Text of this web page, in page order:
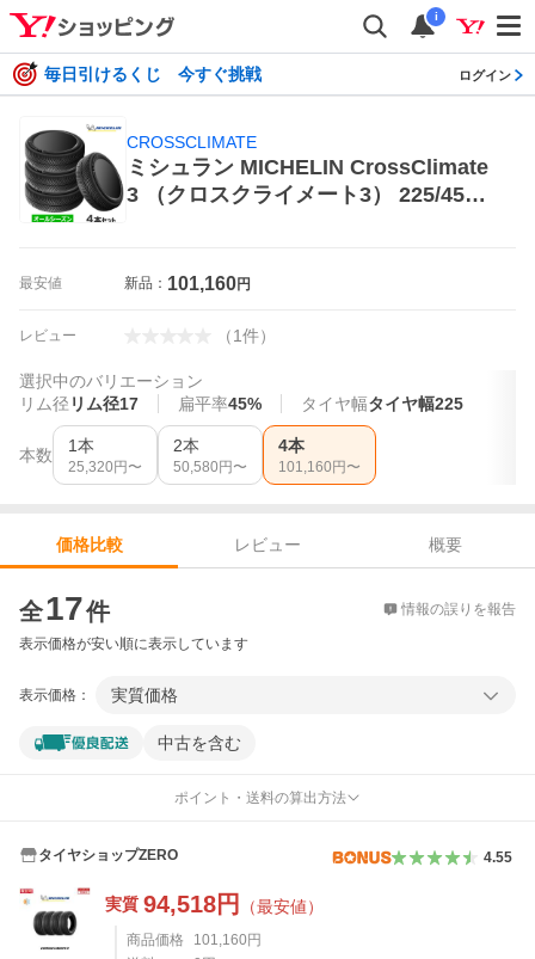
i
毎日引けるくじ 今すぐ挑戦 ログイン
CROSSCLIMATE
ミシュラン MICHELIN CrossClimate
3 （クロスクライメート3） 225/45R1
イヤ
最安値 新品： 101,160円
レビュー （1件）
選択中のバリエーション
リム径 リム径17 扁平率45% タイヤ幅タイヤ幅225
本数 1本
25,320 円〜
2本
50,580 円〜
4本
101,160 円〜
価格比較 レビュー
概要
全17件 情報の誤りを報告
表示価格が安い順に表示しています
表示価格： 実質価格
中古を含む
ポイント・送料の算出方法
タイヤショップZERO 4.55
実質 94,518円 （最安値）
商品価格 101,160 円